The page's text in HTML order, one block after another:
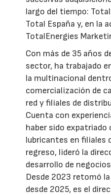
largo del tiempo:
Total España y, en la
TotalEnergies
Con más de 35 años
sector, ha trabajado
la multinacional
comercialización de
red y filiales de
Cuenta con
haber sido expatriado
lubricantes en filiales
regreso, lideró la
desarrollo de
Desde 2023 retomó
desde 2025, es el